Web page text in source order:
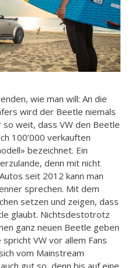
wie man will: An die
wird der Beetle niemals
weit, dass VW den Beetle
100’000 verkauften
bezeichnet. Ein
denn mit nicht
seit 2012 kann man
sprechen. Mit dem
setzen und zeigen, dass
glaubt. Nichtsdestotrotz
ganz neuen Beetle geben
VW vor allem Fans
vom Mainstream